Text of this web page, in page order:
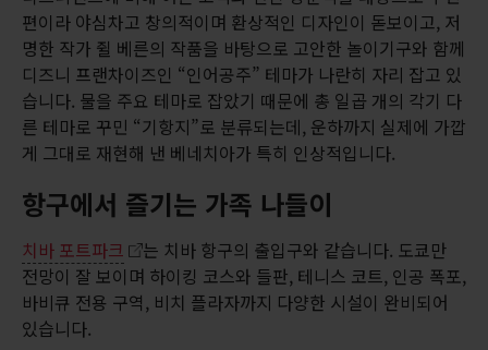
편이라 야심차고 창의적이며 환상적인 디자인이 돋보이고, 저
명한 작가 쥘 베른의 작품을 바탕으로 고안한 놀이기구와 함께
디즈니 프랜차이즈인 “인어공주” 테마가 나란히 자리 잡고 있
습니다. 물을 주요 테마로 잡았기 때문에 총 일곱 개의 각기 다
른 테마로 꾸민 “기항지”로 분류되는데, 운하까지 실제에 가깝
게 그대로 재현해 낸 베네치아가 특히 인상적입니다.
항구에서 즐기는 가족 나들이
치바 포트파크
는 치바 항구의 출입구와 같습니다. 도쿄만
전망이 잘 보이며 하이킹 코스와 들판, 테니스 코트, 인공 폭포,
바비큐 전용 구역, 비치 플라자까지 다양한 시설이 완비되어
있습니다.